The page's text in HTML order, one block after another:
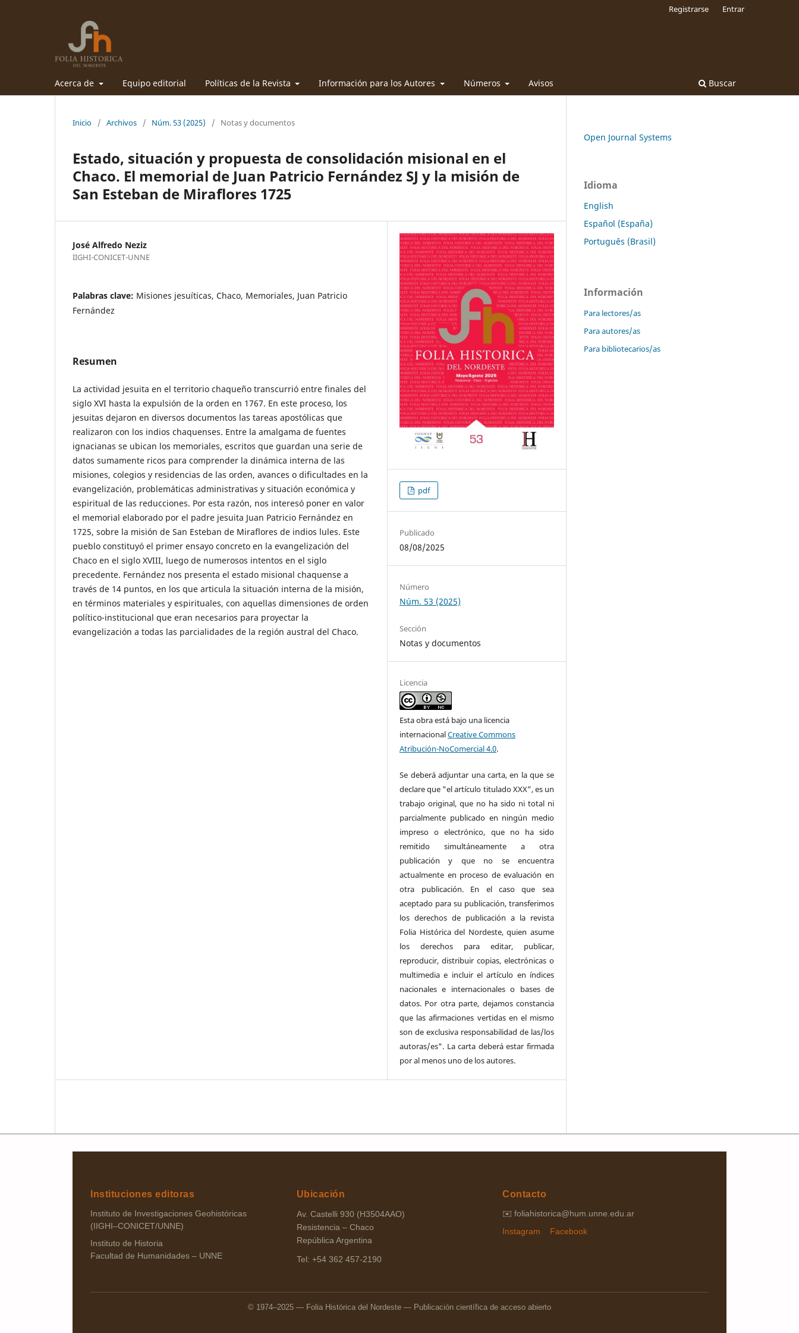
Acerca de Equipo editorial Políticas de la Revista Información para los Autores Números Avisos Buscar
Registrarse Entrar
Inicio / Archivos / Núm. 53 (2025) / Notas y documentos
Estado, situación y propuesta de consolidación misional en el
Chaco. El memorial de Juan Patricio Fernández SJ y la misión de
San Esteban de Miraflores 1725
José Alfredo Neziz
IIGHI-CONICET-UNNE
Palabras clave: Misiones jesuíticas, Chaco, Memoriales, Juan Patricio
Fernández
Resumen
La actividad jesuita en el territorio chaqueño transcurrió entre finales del
siglo XVI hasta la expulsión de la orden en 1767. En este proceso, los
jesuitas dejaron en diversos documentos las tareas apostólicas que
realizaron con los indios chaquenses. Entre la amalgama de fuentes
ignacianas se ubican los memoriales, escritos que guardan una serie de
datos sumamente ricos para comprender la dinámica interna de las
misiones, colegios y residencias de las orden, avances o dificultades en la
evangelización, problemáticas administrativas y situación económica y
espiritual de las reducciones. Por esta razón, nos interesó poner en valor
el memorial elaborado por el padre jesuita Juan Patricio Fernández en
1725, sobre la misión de San Esteban de Miraflores de indios lules. Este
pueblo constituyó el primer ensayo concreto en la evangelización del
Chaco en el siglo XVIII, luego de numerosos intentos en el siglo
precedente. Fernández nos presenta el estado misional chaquense a
través de 14 puntos, en los que articula la situación interna de la misión,
en términos materiales y espirituales, con aquellas dimensiones de orden
político-institucional que eran necesarios para proyectar la
evangelización a todas las parcialidades de la región austral del Chaco.
pdf
Publicado
08/08/2025
Número
Núm. 53 (2025)
Sección
Notas y documentos
Licencia
Esta obra está bajo una licencia
internacionalCreative Commons
Atribución-NoComercial 4.0.
Se deberá adjuntar una carta, en la que se
declare que "el artículo titulado XXX”, es un
trabajo original, que no ha sido ni total ni
parcialmente publicado en ningún medio
impreso o electrónico, que no ha sido
remitido simultáneamente a otra
publicación y que no se encuentra
actualmente en proceso de evaluación en
otra publicación. En el caso que sea
aceptado para su publicación, transferimos
los derechos de publicación a la revista
Folia Histórica del Nordeste, quien asume
los derechos para editar, publicar,
reproducir, distribuir copias, electrónicas o
multimedia e incluir el artículo en índices
nacionales e internacionales o bases de
datos. Por otra parte, dejamos constancia
que las afirmaciones vertidas en el mismo
son de exclusiva responsabilidad de las/los
autoras/es". La carta deberá estar firmada
por al menos uno de los autores.
Open Journal Systems
Idioma
English
Español (España)
Português (Brasil)
Información
Para lectores/as
Para autores/as
Para bibliotecarios/as
Instituciones editoras
Instituto de Investigaciones Geohistóricas
(IIGHI–CONICET/UNNE)
Instituto de Historia
Facultad de Humanidades – UNNE
Ubicación
Av. Castelli 930 (H3504AAO)
Resistencia – Chaco
República Argentina
Tel: +54 362 457-2190
Contacto
✉️foliahistorica@hum.unne.edu.ar
Instagram
Facebook
© 1974–2025 — Folia Histórica del Nordeste — Publicación científica de acceso abierto